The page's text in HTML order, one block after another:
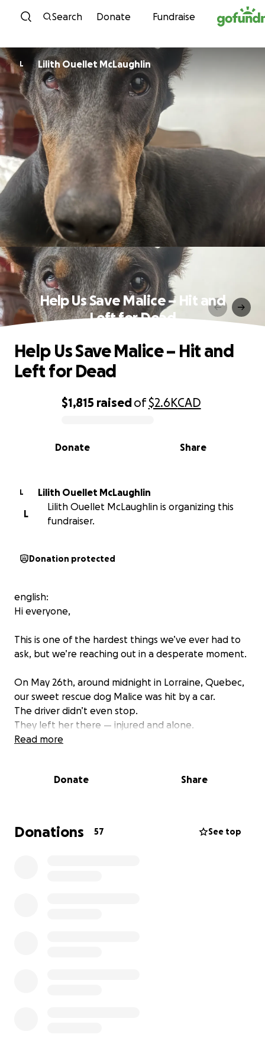
Skip to content
Search Donate Fundraise
L Lilith Ouellet McLaughlin
Help Us Save Malice – Hit and
Left for Dead
0% complete
$1,815 raisedof$2.6KCAD
Share
Donate
Help Us Save Malice – Hit and
Left for Dead
L
Lilith Ouellet McLaughlin
L
Lilith Ouellet McLaughlin is organizing this
fundraiser.
Donation protected
english:
Hi everyone,
This is one of the hardest things we’ve ever had to
ask, but we’re reaching out in a desperate moment.
On May 26th, around midnight in Lorraine, Quebec,
our sweet rescue dog Malice was hit by a car.
The driver didn’t even stop.
They left her there — injured and alone.
abused, used for breeding, and passed around like
We promised her she’d never suffer again.
Read more
Donate Share
Donations 57 See top